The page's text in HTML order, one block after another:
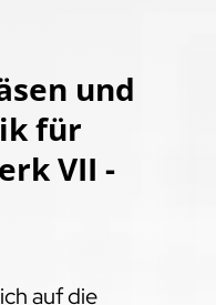
und
für
VII -
auf die